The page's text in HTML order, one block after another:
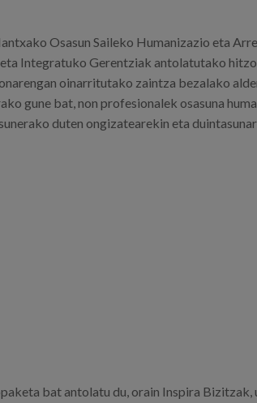
Osasun Saileko Humanizazio eta
Integratuko Gerentziak antolatutako
oinarritutako zaintza bezalako
gune bat, non profesionalek osasuna
duten ongizatearekin eta
bat antolatu du, orain Inspira Bizitzak,